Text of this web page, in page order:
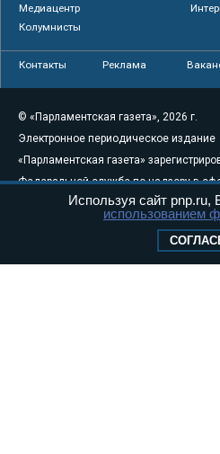
Медиацентр
Колумнисты
Контакты Реклама
© «Парламентская газета», 2026 г.
Электронное периодическое издание
«Парламентская газета»
Федеральной службе по надзору в
связи, информационных технологий и
массовых коммуникаций
Свидетельство о регистрации Эл №
Используя сайт pnp.ru,
использованием